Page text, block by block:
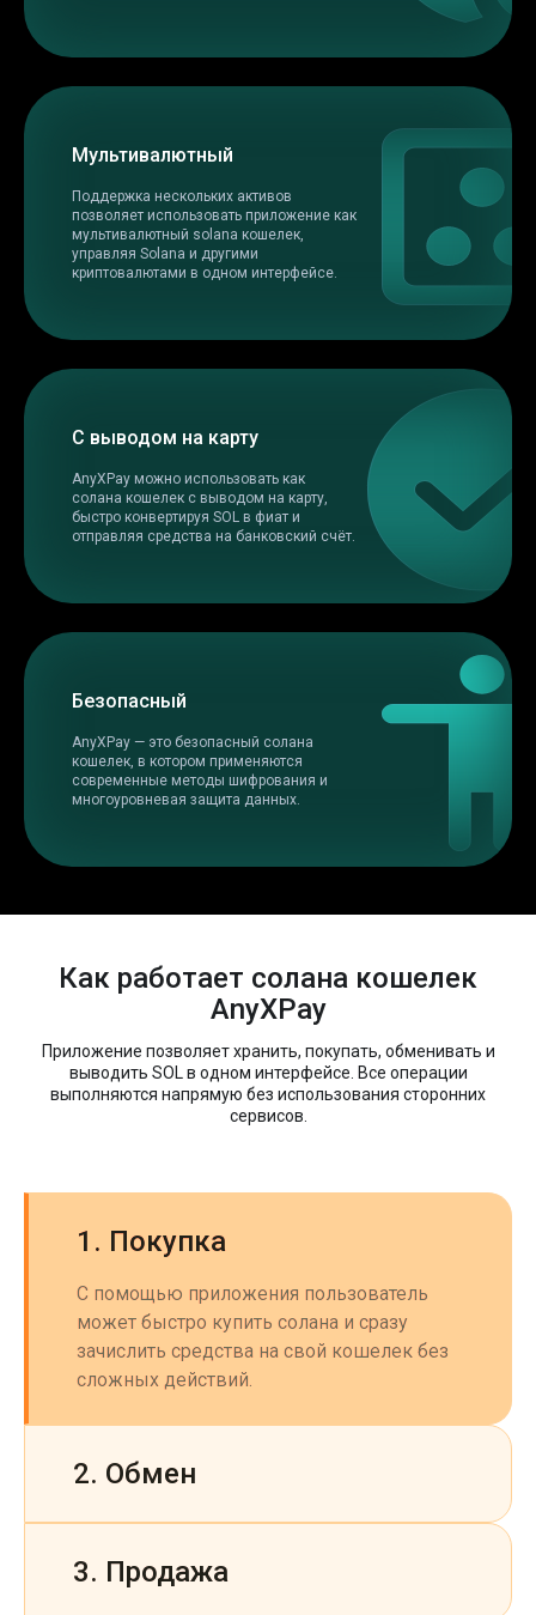
Мультивалютный
Поддержка нескольких активов
позволяет использовать приложение как
мультивалютный solana кошелек,
управляя Solana и другими
криптовалютами в одном интерфейсе.
С выводом на карту
AnyXPay можно использовать как
солана кошелек с выводом на карту,
быстро конвертируя SOL в фиат и
отправляя средства на банковский счёт.
Безопасный
AnyXPay — это безопасный солана
кошелек, в котором применяются
современные методы шифрования и
многоуровневая защита данных.
Как работает солана кошелек
AnyXPay
Приложение позволяет хранить, покупать, обменивать и
выводить SOL в одном интерфейсе. Все операции
выполняются напрямую без использования сторонних
сервисов.
1. Покупка
С помощью приложения пользователь
может быстро купить солана и сразу
зачислить средства на свой кошелек без
сложных действий.
2. Обмен
3. Продажа